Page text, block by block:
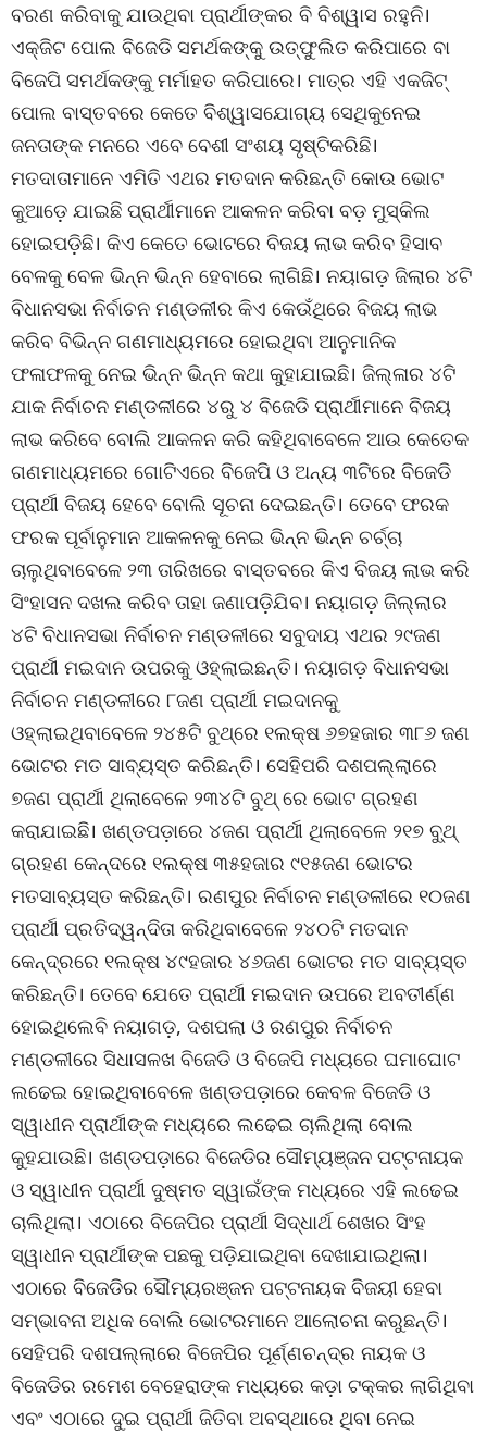
ବରଣ କରିବାକୁ ଯାଉଥିବା ପ୍ରାର୍ଥୀଙ୍କର ବି ବିଶ୍ୱାସ ରହୁନି।
ଏକ୍ଜିଟ ପୋଲ ବିଜେଡି ସମର୍ଥକଙ୍କୁ ଉତ୍ଫୁଲିତ କରିପାରେ ବା
ବିଜେପି ସମର୍ଥକଙ୍କୁ ମର୍ମାହତ କରିପାରେ। ମାତ୍ର ଏହି ଏକଜିଟ୍
ପୋଲ ବାସ୍ତବରେ କେତେ ବିଶ୍ୱାସଯୋଗ୍ୟ ସେଥିକୁନେଇ
ଜନତାଙ୍କ ମନରେ ଏବେ ବେଶୀ ସଂଶୟ ସୃଷ୍ଟିକରିଛି।
ମତଦାତାମାନେ ଏମିତି ଏଥର ମତଦାନ କରିଛନ୍ତି କୋଉ ଭୋଟ
କୁଆଡ଼େ ଯାଇଛି ପ୍ରାର୍ଥୀମାନେ ଆକଳନ କରିବା ବଡ଼ ମୁସ୍କିଲ
ହୋଇପଡ଼ିଛି। କିଏ କେତେ ଭୋଟରେ ବିଜୟ ଲାଭ କରିବ ହିସାବ
ବେଳକୁ ବେଳ ଭିନ୍ନ ଭିନ୍ନ ହେବାରେ ଲାଗିଛି। ନୟାଗଡ଼ ଜିଲାର ୪ଟି
ବିଧାନସଭା ନିର୍ବାଚନ ମଣ୍ଡଳୀର କିଏ କେଉଁଥିରେ ବିଜୟ ଲାଭ
କରିବ ବିଭିନ୍ନ ଗଣମାଧ୍ୟମରେ ହୋଇଥିବା ଆନୁମାନିକ
ଫଳାଫଳକୁ ନେଇ ଭିନ୍ନ ଭିନ୍ନ କଥା କୁହାଯାଇଛି। ଜିଲ୍ଳାର ୪ଟି
ଯାକ ନିର୍ବାଚନ ମଣ୍ଡଳୀରେ ୪ରୁ ୪ ବିଜେଡି ପ୍ରାର୍ଥୀମାନେ ବିଜୟ
ଲାଭ କରିବେ ବୋଲି ଆକଳନ କରି କହିଥିବାବେଳେ ଆଉ କେତେକ
ଗଣମାଧ୍ୟମରେ ଗୋଟିଏରେ ବିଜେପି ଓ ଅନ୍ୟ ୩ଟିରେ ବିଜେଡି
ପ୍ରାର୍ଥୀ ବିଜୟ ହେବେ ବୋଲି ସୂଚନା ଦେଇଛନ୍ତି। ତେବେ ଫରକ
ଫରକ ପୂର୍ବାନୁମାନ ଆକଳନକୁ ନେଇ ଭିନ୍ନ ଭିନ୍ନ ଚର୍ଚ୍ଚା
ଚାଲୁଥିବାବେଳେ ୨୩ ତାରିଖରେ ବାସ୍ତବରେ କିଏ ବିଜୟ ଲାଭ କରି
ସିଂହାସନ ଦଖଲ କରିବ ତାହା ଜଣାପଡ଼ିଯିବ। ନୟାଗଡ଼ ଜିଲ୍ଲାର
୪ଟି ବିଧାନସଭା ନିର୍ବାଚନ ମଣ୍ଡଳୀରେ ସବୁଦାୟ ଏଥର ୨୯ଜଣ
ପ୍ରାର୍ଥୀ ମଇଦାନ ଉପରକୁ ଓହ୍ଲାଇଛନ୍ତି। ନୟାଗଡ଼ ବିଧାନସଭା
ନିର୍ବାଚନ ମଣ୍ଡଳୀରେ ୮ଜଣ ପ୍ରାର୍ଥୀ ମଇଦାନକୁ
ଓହ୍ଲାଇଥିବାବେଳେ ୨୪୫ଟି ବୁଥ୍ରେ ୧ଲକ୍ଷ ୬୭ହଜାର ୩୮୬ ଜଣ
ଭୋଟର ମତ ସାବ୍ୟସ୍ତ କରିଛନ୍ତି। ସେହିପରି ଦଶପଲ୍ଲାରେ
୭ଜଣ ପ୍ରାର୍ଥୀ ଥିଲାବେଳେ ୨୩୪ଟି ବୁଥ୍ ରେ ଭୋଟ ଗ୍ରହଣ
କରାଯାଇଛି। ଖଣ୍ଡପଡ଼ାରେ ୪ଜଣ ପ୍ରାର୍ଥୀ ଥିଲାବେଳେ ୨୧୭ ବୁ୍ଥ୍
ଗ୍ରହଣ କେନ୍ଦରେ ୧ଲକ୍ଷ ୩୫ହଜାର ୯୧୫ଜଣ ଭୋଟର
ମତସାବ୍ୟସ୍ତ କରିଛନ୍ତି। ରଣପୁର ନିର୍ବାଚନ ମଣ୍ଡଳୀରେ ୧୦ଜଣ
ପ୍ରାର୍ଥୀ ପ୍ରତିଦ୍ୱନ୍ଦିତା କରିଥିବାବେଳେ ୨୪୦ଟି ମତଦାନ
କେନ୍ଦ୍ରରେ ୧ଲକ୍ଷ ୪୯ହଜାର ୪୬ଜଣ ଭୋଟର ମତ ସାବ୍ୟସ୍ତ
କରିଛନ୍ତି। ତେବେ ଯେତେ ପ୍ରାର୍ଥୀ ମଇଦାନ ଉପରେ ଅବତୀର୍ଣ୍ଣ
ହୋଇଥିଲେବି ନୟାଗଡ଼, ଦଶପଲା ଓ ରଣପୁର ନିର୍ବାଚନ
ମଣ୍ଡଳୀରେ ସିଧାସଳଖ ବିଜେଡି ଓ ବିଜେପି ମଧ୍ୟରେ ଘମାଘୋଟ
ଲଢେଇ ହୋଇଥିବାବେଳେ ଖଣ୍ଡପଡ଼ାରେ କେବଳ ବିଜେଡି ଓ
ସ୍ୱାଧୀନ ପ୍ରାର୍ଥୀଙ୍କ ମଧ୍ୟରେ ଲଢେଇ ଚାଲିଥିଲା ବୋଲ
କୁହଯାଉଛି। ଖଣ୍ଡପଡ଼ାରେ ବିଜେଡିର ସୌମ୍ୟଞ୍ଜନ ପଟ୍ଟନାୟକ
ଓ ସ୍ୱାଧୀନ ପ୍ରାର୍ଥୀ ଦୁଷ୍ମତ ସ୍ୱାଇଁଙ୍କ ମଧ୍ୟରେ ଏହି ଲଢେଇ
ଚାଲିଥିଲା। ଏଠାରେ ବିଜେପିର ପ୍ରାର୍ଥୀ ସିଦ୍ଧାର୍ଥ ଶେଖର ସିଂହ
ସ୍ୱାଧୀନ ପ୍ରାର୍ଥୀଙ୍କ ପଛକୁ ପଡ଼ିଯାଇଥିବା ଦେଖାଯାଇଥିଲା।
ଏଠାରେ ବିଜେଡିର ସୌମ୍ୟରଞ୍ଜନ ପଟ୍ଟନାୟକ ବିଜୟୀ ହେବା
ସମ୍ଭାବନା ଅଧିକ ବୋଲି ଭୋଟରମାନେ ଆଲୋଚନା କରୁଛନ୍ତି।
ସେହିପରି ଦଶପଲ୍ଲାରେ ବିଜେପିର ପୂର୍ଣ୍ଣଚନ୍ଦ୍ର ନାୟକ ଓ
ବିଜେଡିର ରମେଶ ବେହେରାଙ୍କ ମଧ୍ୟରେ କଡ଼ା ଟକ୍କର ଲାଗିଥିବା
ଏବଂ ଏଠାରେ ଦୁଇ ପ୍ରାର୍ଥୀ ଜିତିବା ଅବସ୍ଥାରେ ଥିବା ନେଇ